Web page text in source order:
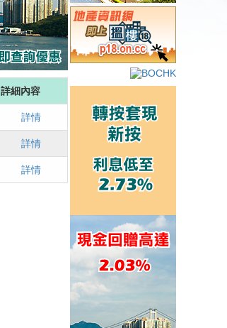
詳細內容
詳情
詳情
詳情